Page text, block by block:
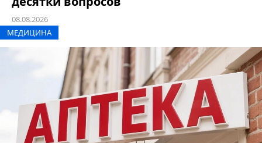
08.08.2026
МЕДИЦИНА